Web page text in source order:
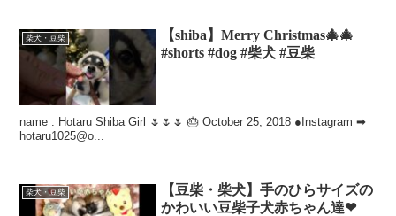
柴犬・豆柴
【shiba】Merry Christmas🎄🎄
#shorts #dog #柴犬 #豆柴
name : Hotaru Shiba Girl 🌷🌷🌷 🎂 October 25, 2018 ●Instagram ➡
hotaru1025@o...
柴犬・豆柴
【豆柴・柴犬】手のひらサイズの
かわいい豆柴子犬赤ちゃん達❤︎